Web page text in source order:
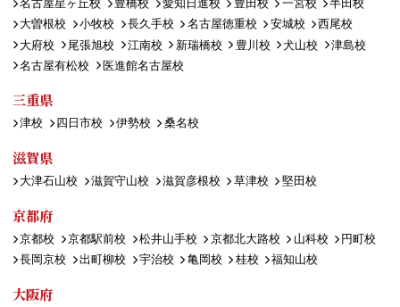
名古屋星ヶ丘校
豊橋校 愛知日進校 豊田校 一宮校
半田校
大曽根校
小牧校 長久手校 名古屋徳重校 安城校
西尾校
大府校
尾張旭校 江南校 新瑞橋校 豊川校 犬山校
津島校
名古屋有松校
医進館名古屋校
三重県
津校 四日市校 伊勢校 桑名校
滋賀県
大津石山校 滋賀守山校 滋賀彦根校 草津校 堅田校
京都府
京都校 京都駅前校 松井山手校 京都北大路校 山科校
円町校
長岡京校
出町柳校 宇治校 亀岡校 桂校 福知山校
大阪府